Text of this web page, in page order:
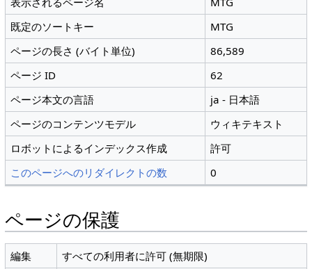
既定のソートキー
MTG
ページの長さ (バイト単位)
86,589
ページ ID
62
ページ本文の言語
ja - 日本語
ページのコンテンツモデル
ウィキテキスト
ロボットによるインデックス作成
許可
このページへのリダイレクトの数
0
ページの保護
編集
すべての利用者に許可 (無期限)